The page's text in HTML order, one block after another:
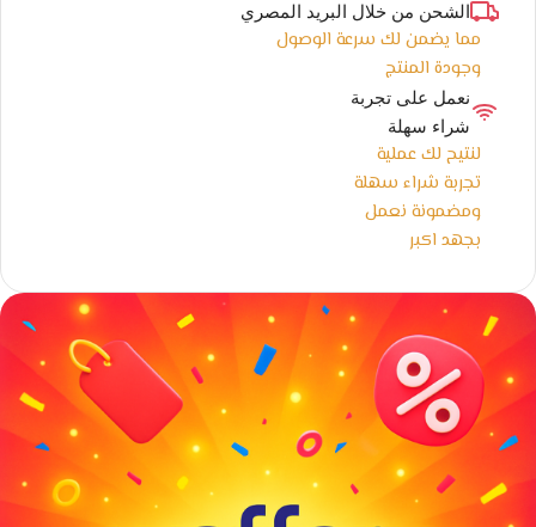
الشحن من خلال البريد المصري
مما يضمن لك سرعة الوصول
وجودة المنتج
نعمل على تجربة
شراء سهلة
لنتيح لك عملية
تجربة شراء سهلة
ومضمونة نعمل
بجهد اكبر